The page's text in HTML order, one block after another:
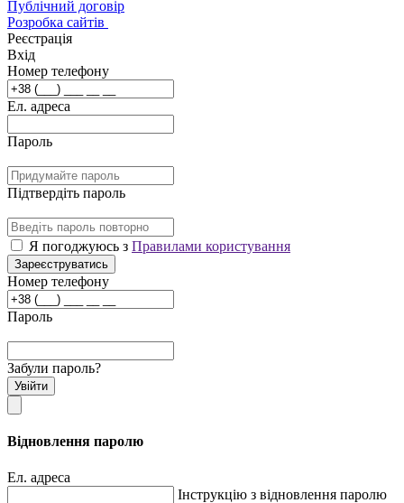
Публічний договір
Розробка сайтів
Реєстрація
Вхід
Номер телефону
Ел. адреса
Пароль
Підтвердіть пароль
Я погоджуюсь з Правилами користування
Зареєструватись
Номер телефону
Пароль
Забули пароль?
Увійти
Відновлення паролю
Ел. адреса
Інструкцію з відновлення паролю